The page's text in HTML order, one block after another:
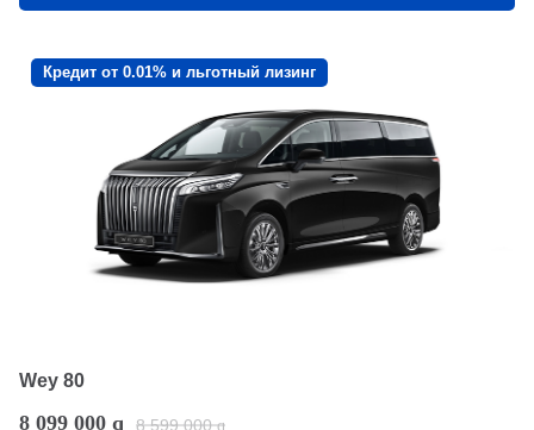
Кредит от 0.01% и льготный лизинг
Wey 80
8 099 000 q 8 599 000 q